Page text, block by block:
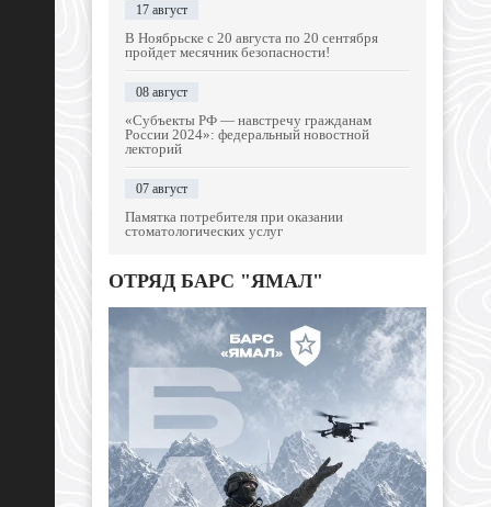
17 август
В Ноябрьске с 20 августа по 20 сентября
пройдет месячник безопасности!
08 август
«Субъекты РФ — навстречу гражданам
России 2024»: федеральный новостной
лекторий
07 август
Памятка потребителя при оказании
стоматологических услуг
ОТРЯД БАРС "ЯМАЛ"